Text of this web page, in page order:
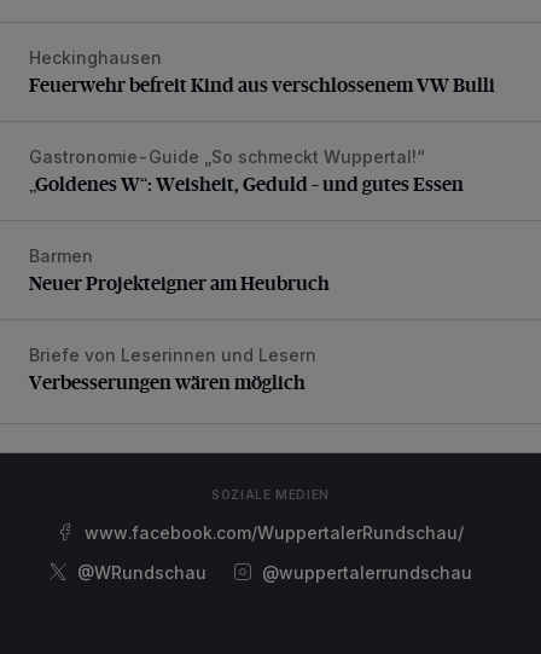
Feuerwehr befreit Kind aus verschlossenem VW Bulli
Heckinghausen
Feuerwehr befreit Kind aus verschlossenem VW Bulli
„Goldenes W“: Weisheit, Geduld – und gutes Essen
Gastronomie-Guide „So schmeckt Wuppertal!“
„Goldenes W“: Weisheit, Geduld – und gutes Essen
Neuer Projekteigner am Heubruch
Barmen
Neuer Projekteigner am Heubruch
Verbesserungen wären möglich
Briefe von Leserinnen und Lesern
Verbesserungen wären möglich
SOZIALE MEDIEN
www.facebook.com/WuppertalerRundschau/
@WRundschau
@wuppertalerrundschau